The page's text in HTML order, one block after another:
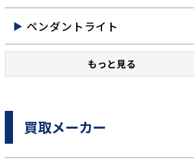
ペンダントライト
もっと見る
買取メーカー